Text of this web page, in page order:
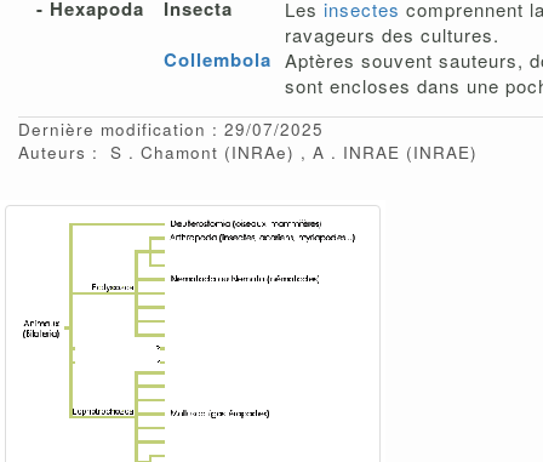
- Hexapoda Insecta Les insectes comprennent
ravageurs des cultures.
Collembola Aptères souvent sauteurs,
sont encloses dans une
Dernière modification : 29/07/2025
Auteurs :
S Chamont (INRAe) A INRAE (INRAE)